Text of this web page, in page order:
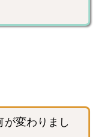
変わりまし